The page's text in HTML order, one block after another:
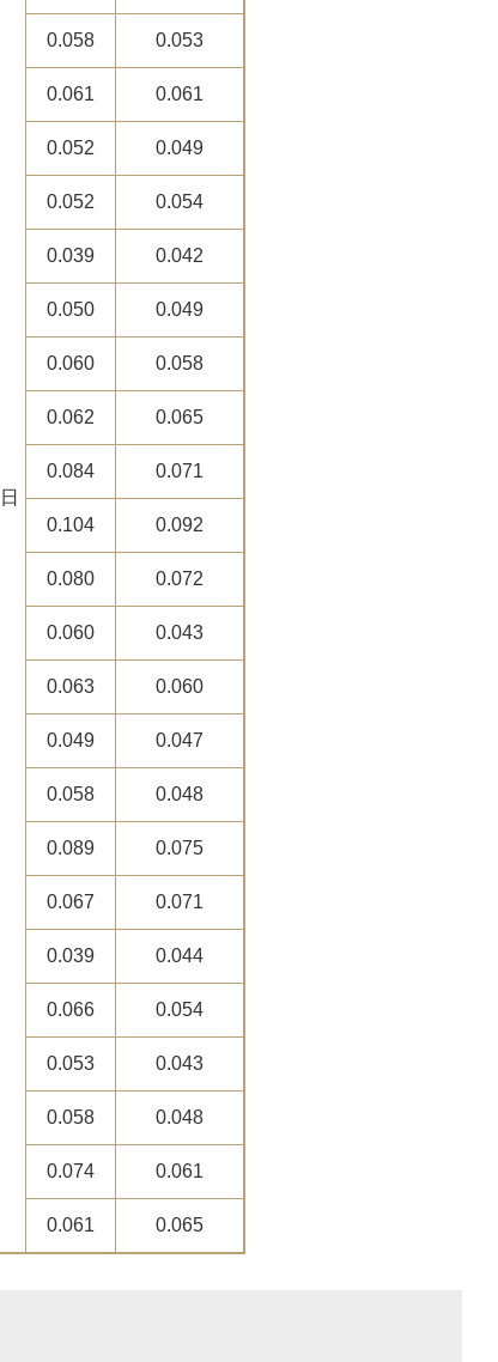
0.058 0.053
0.061 0.061
0.052 0.049
0.052 0.054
0.039 0.042
0.050 0.049
0.060 0.058
0.062 0.065
0.084 0.071
0.104 0.092
0.080 0.072
0.060 0.043
0.063 0.060
0.049 0.047
0.058 0.048
0.089 0.075
0.067 0.071
0.039 0.044
0.066 0.054
0.053 0.043
0.058 0.048
0.074 0.061
0.061 0.065